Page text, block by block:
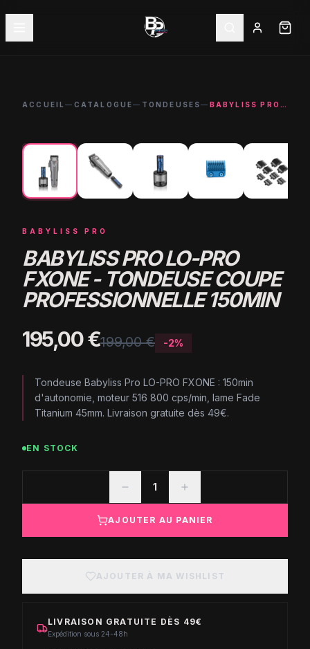
ACCUEIL— CATALOGUE— TONDEUSES— BABYLISS PRO LO-PRO FXONE - TONDEUSE COUPE PROFESSIONNELLE 150MIN
BABYLISS PRO
BABYLISS PRO LO-PRO
FXONE - TONDEUSE COUPE
PROFESSIONNELLE 150MIN
195,00 €199,00 € -2%
Tondeuse Babyliss Pro LO-PRO FXONE : 150min
d'autonomie, moteur 516 800 cps/min, lame Fade
Titanium 45mm. Livraison gratuite dès 49€.
EN STOCK
1
AJOUTER AU PANIER
AJOUTER À MA WISHLIST
LIVRAISON GRATUITE DÈS 49€
Expédition sous 24-48h